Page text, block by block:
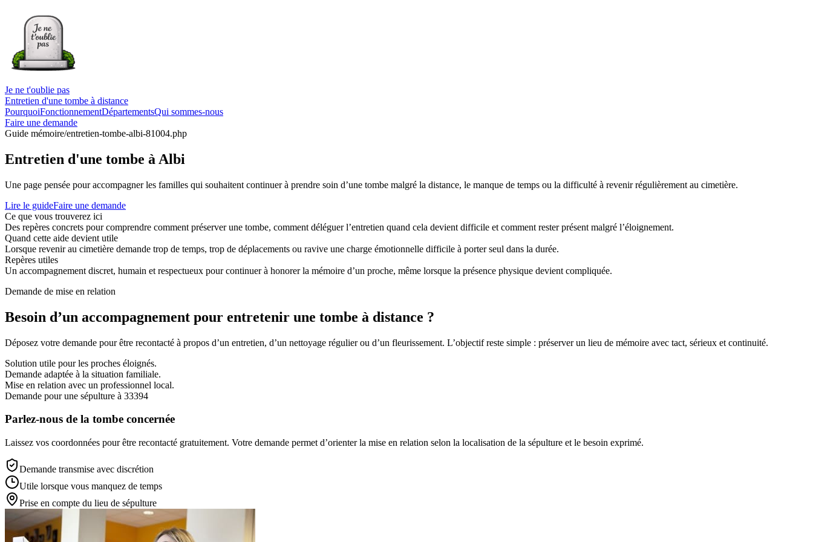
Je ne t'oublie pas
Entretien d'une tombe à distance
PourquoiFonctionnementDépartementsQui sommes-nous
Faire une demande
Guide mémoire/entretien-tombe-albi-81004.php
Entretien d'une tombe à Albi
Une page pensée pour accompagner les familles qui souhaitent continuer à prendre soin d’une tombe malgré la distance, le manque de temps ou la difficulté à revenir régulièrement au cimetière.
Lire le guideFaire une demande
Ce que vous trouverez ici
Des repères concrets pour comprendre comment préserver une tombe, comment déléguer l’entretien quand cela devient difficile et comment rester présent malgré l’éloignement.
Quand cette aide devient utile
Lorsque revenir au cimetière demande trop de temps, trop de déplacements ou ravive une charge émotionnelle difficile à porter seul dans la durée.
Repères utiles
Un accompagnement discret, humain et respectueux pour continuer à honorer la mémoire d’un proche, même lorsque la présence physique devient compliquée.
Demande de mise en relation
Besoin d’un accompagnement pour entretenir une tombe à distance ?
Déposez votre demande pour être recontacté à propos d’un entretien, d’un nettoyage régulier ou d’un fleurissement. L’objectif reste simple : préserver un lieu de mémoire avec tact, sérieux et continuité.
Solution utile pour les proches éloignés.
Demande adaptée à la situation familiale.
Mise en relation avec un professionnel local.
Demande pour une sépulture à 33394
Parlez-nous de la tombe concernée
Laissez vos coordonnées pour être recontacté gratuitement. Votre demande permet d’orienter la mise en relation selon la localisation de la sépulture et le besoin exprimé.
Demande transmise avec discrétion
Utile lorsque vous manquez de temps
Prise en compte du lieu de sépulture